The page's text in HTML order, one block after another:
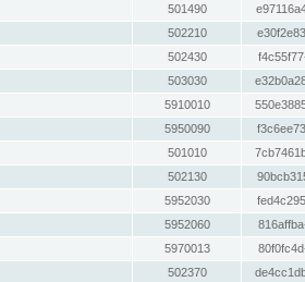
501490
502210
502430
503030
5910010
5950090
501010
502130
5952030
5952060
5970013
502370